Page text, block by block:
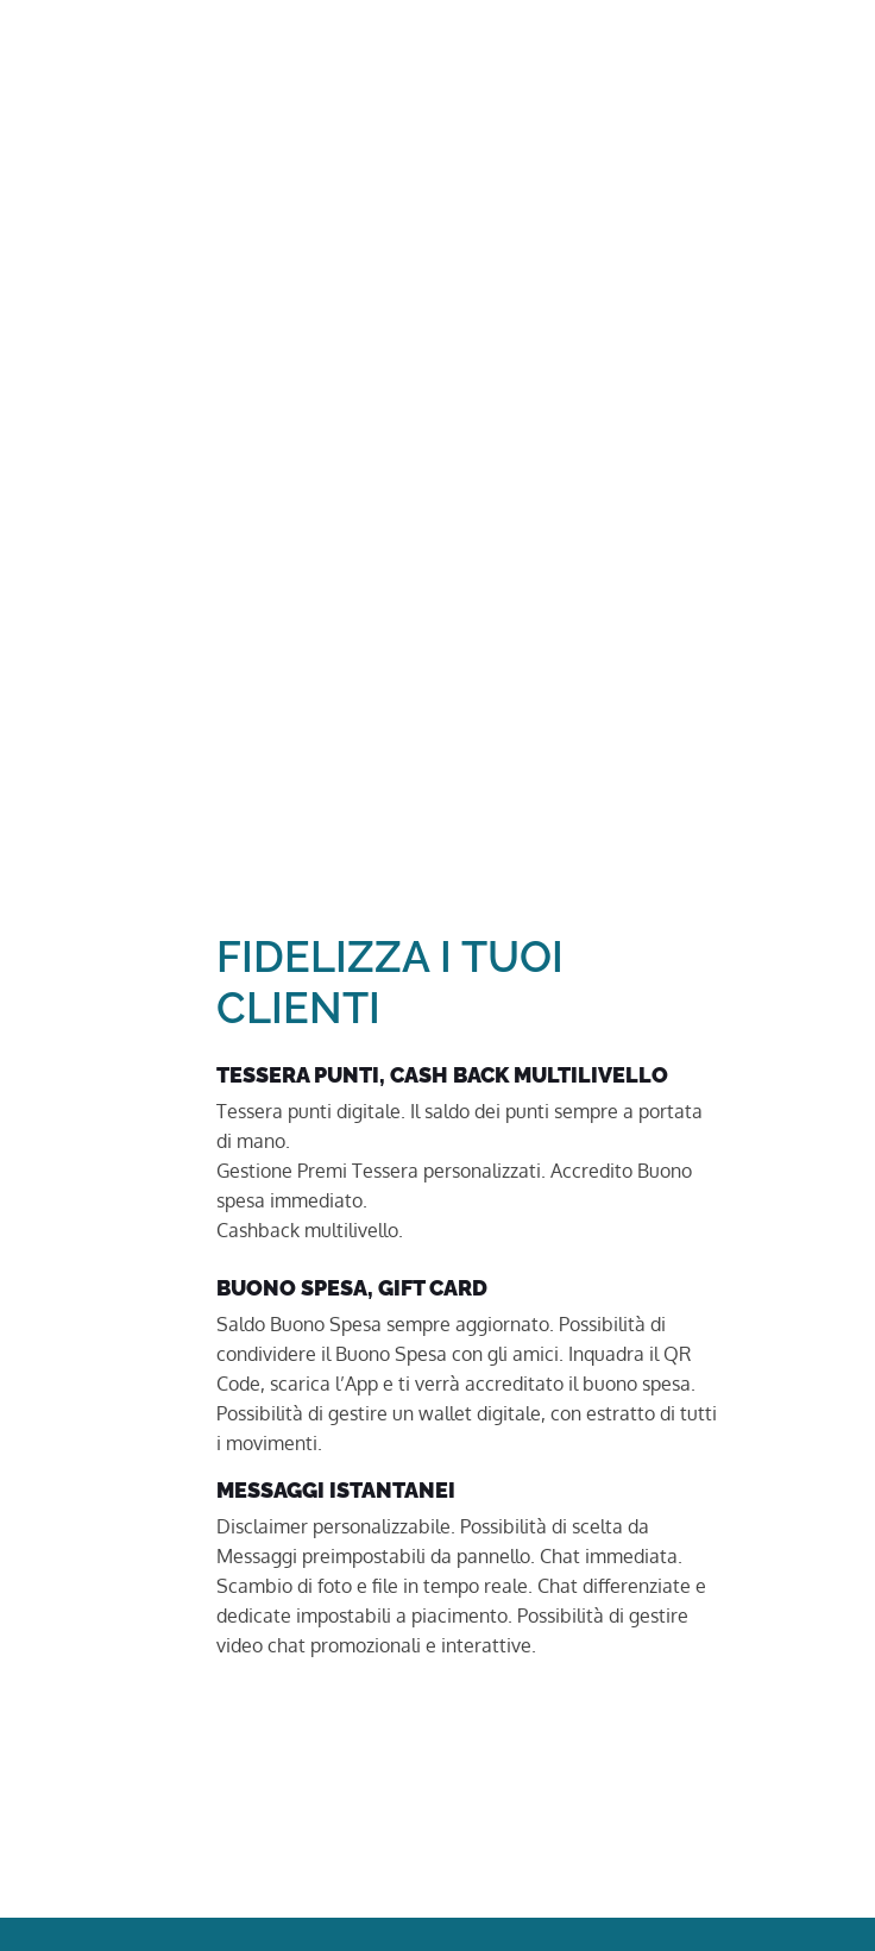
FIDELIZZA I TUOI
CLIENTI
TESSERA PUNTI, CASH BACK MULTILIVELLO
Tessera punti digitale. Il saldo dei punti sempre a portata
di mano.
Gestione Premi Tessera personalizzati. Accredito Buono
spesa immediato.
Cashback multilivello.
BUONO SPESA, GIFT CARD
Saldo Buono Spesa sempre aggiornato. Possibilità di
condividere il Buono Spesa con gli amici. Inquadra il QR
Code, scarica l’App e ti verrà accreditato il buono spesa.
Possibilità di gestire un wallet digitale, con estratto di tutti
i movimenti.
MESSAGGI ISTANTANEI
Disclaimer personalizzabile. Possibilità di scelta da
Messaggi preimpostabili da pannello. Chat immediata.
Scambio di foto e file in tempo reale. Chat differenziate e
dedicate impostabili a piacimento. Possibilità di gestire
video chat promozionali e interattive.